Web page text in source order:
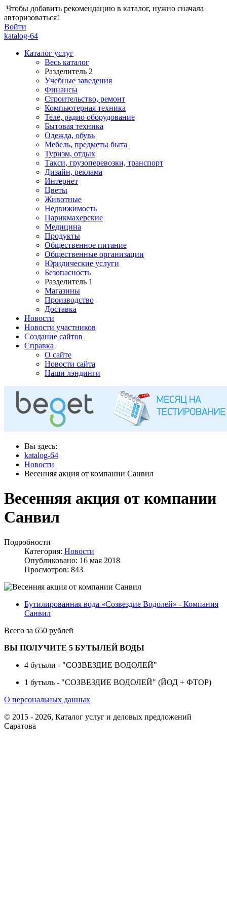
Чтобы добавить рекомендацию в каталог, нужно сначала
авторизоваться!
Войти
katalog-64
Каталог услуг
Весь каталог
Разделитель 2
Учебные заведения
Финансы
Строительство, ремонт
Компьютерная техника
Теле, радио оборудование
Бытовая техника
Одежда, обувь
Мебель, предметы быта
Туризм, отдых
Такси, грузоперевозки, транспорт
Дизайн, реклама
Интернет
Цветы
Животные
Недвижимость
Парикмахерские
Медицина
Продукты
Общественное питание
Общественные организации
Юридические услуги
Безопасность
Разделитель 1
Магазины
Производство
Доставка
Новости
Новости участников
Создание сайтов
Справка
О сайте
Новости сайта
Наши лэндинги
Вы здесь:
katalog-64
Новости
Весенняя акция от компании Санвил
Весенняя акция от компании
Санвил
Подробности
Категория: Новости
Опубликовано: 16 мая 2018
Просмотров: 843
Бутилированная вода «Созвездие Водолей» - Компания
Санвил
Всего за 650 рублей
ВЫ ПОЛУЧИТЕ 5 БУТЫЛЕЙ ВОДЫ
4 бутыли - "СОЗВЕЗДИЕ ВОДОЛЕЙ"
1 бутыль - "СОЗВЕЗДИЕ ВОДОЛЕЙ" (ЙОД + ФТОР)
О персональных данных
© 2015 - 2026, Каталог услуг и деловых предложений
Саратова